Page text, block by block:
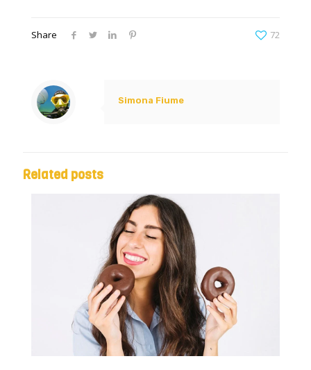
Share 72
Simona Fiume
Related posts